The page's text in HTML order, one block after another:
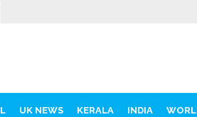
UK NEWS KERALA INDIA